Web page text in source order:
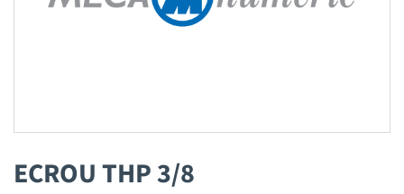
ECROU THP 3/8